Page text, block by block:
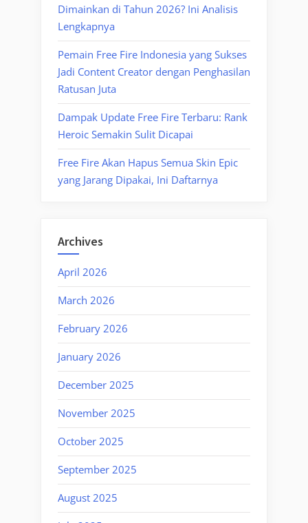
Dimainkan di Tahun 2026? Ini Analisis
Lengkapnya
Pemain Free Fire Indonesia yang Sukses
Jadi Content Creator dengan Penghasilan
Ratusan Juta
Dampak Update Free Fire Terbaru: Rank
Heroic Semakin Sulit Dicapai
Free Fire Akan Hapus Semua Skin Epic
yang Jarang Dipakai, Ini Daftarnya
Archives
April 2026
March 2026
February 2026
January 2026
December 2025
November 2025
October 2025
September 2025
August 2025